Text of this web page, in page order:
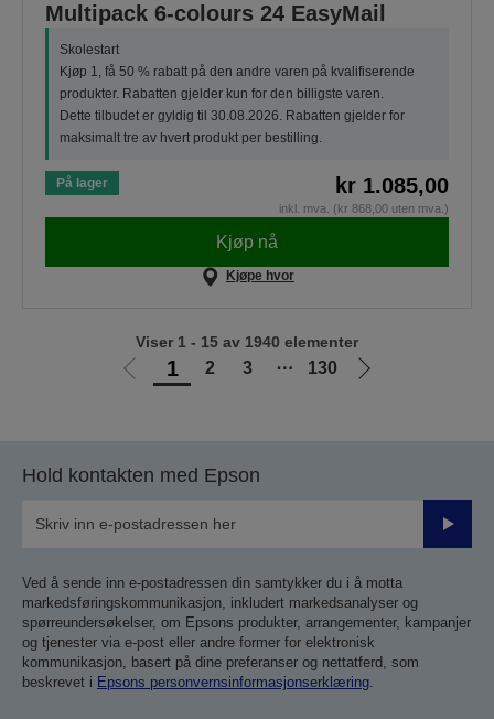
Multipack 6-colours 24 EasyMail
Skolestart
Kjøp 1, få 50 % rabatt på den andre varen på kvalifiserende
produkter. Rabatten gjelder kun for den billigste varen.
Dette tilbudet er gyldig til 30.08.2026. Rabatten gjelder for
maksimalt tre av hvert produkt per bestilling.
På lager kr 1.085,00
inkl. mva. (kr 868,00 uten mva.)
Kjøp nå
Kjøpe hvor
Gå
1 2 3 ⋯ 130
Gå
Viser 1 - 15 av 1940 elementer
Hold kontakten med Epson
Send
Ved å sende inn e-postadressen din samtykker du i å motta
markedsføringskommunikasjon, inkludert markedsanalyser og
spørreundersøkelser, om Epsons produkter, arrangementer, kampanjer
og tjenester via e-post eller andre former for elektronisk
kommunikasjon, basert på dine preferanser og nettatferd, som
beskrevet i Epsons personvernsinformasjonserklæring.